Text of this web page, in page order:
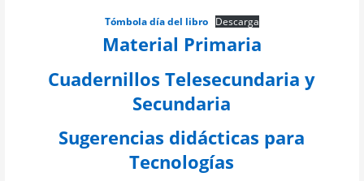
Tómbola día del libro Descarga
Material Primaria
Cuadernillos Telesecundaria y
Secundaria
Sugerencias didácticas para
Tecnologías